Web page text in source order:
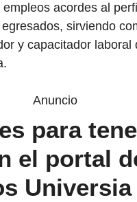
empleos acordes al
sirviendo
y capacitador laboral
Anuncio
para
el portal
Universia